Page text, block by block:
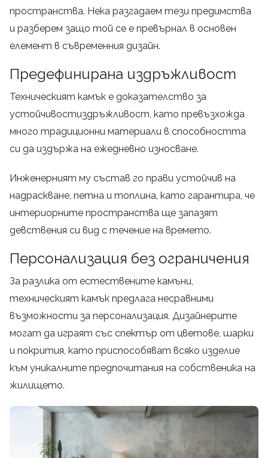
пространства. Нека разгадаем тези предимства
и разберем защо той се е превърнал в основен
елемент в съвременния дизайн.
Предефинирана издръжливост
Техническият камък е доказателство за
устойчивостиздръжливост, като превъзхожда
много традиционни материали в способността
си да издържа на ежедневно износване.
Инженерният му състав го прави устойчив на
надраскване, петна и топлина, като гарантира, че
интериорните пространства ще запазят
девствения си вид с течение на времето.
Персонализация без ограничения
За разлика от естествените камъни,
техническият камък предлага несравними
възможности за персонализация. Дизайнерите
могат да играят със спектър от цветове, шарки
и покрития, като приспособяват всяко изделие
към уникалните предпочитания на собственика на
жилището.